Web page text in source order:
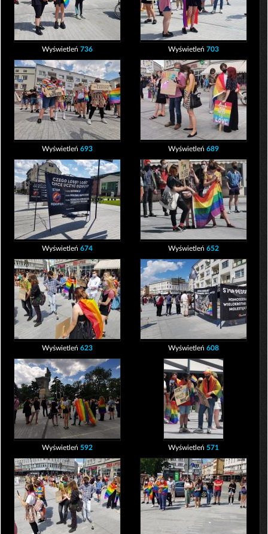
Wyświetleń 736 Wyświetleń 703
Wyświetleń 693 Wyświetleń 689
Wyświetleń 674 Wyświetleń 652
Wyświetleń 623 Wyświetleń 608
Wyświetleń 592 Wyświetleń 571